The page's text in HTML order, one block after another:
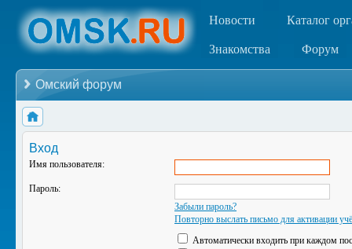
Новости Каталог
Знакомства Форум
Омский форум
Вход
Имя пользователя:
Пароль:
Забыли пароль?
Повторно выслать письмо для активации
Автоматически входить при каждом